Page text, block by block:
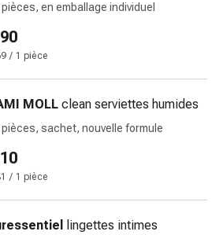
pièces, en emballage individuel
/ 1 pièce
MOLL clean serviettes humides
pièces, sachet, nouvelle formule
/ 1 pièce
lingettes intimes